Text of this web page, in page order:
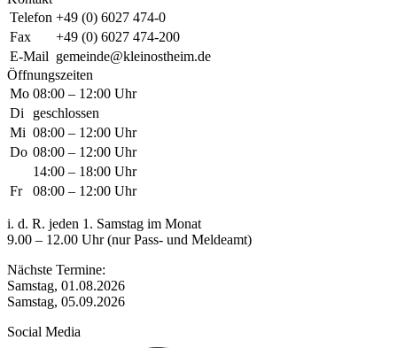
Telefon +49 (0) 6027 474-0
Fax
+49 (0) 6027 474-200
E-Mail gemeinde@kleinostheim.de
Öffnungszeiten
Mo 08:00 – 12:00 Uhr
Di
geschlossen
Mi 08:00 – 12:00 Uhr
Do 08:00 – 12:00 Uhr
14:00 – 18:00 Uhr
Fr
08:00 – 12:00 Uhr
i. d. R. jeden 1. Samstag im Monat
9.00 – 12.00 Uhr (nur Pass- und Meldeamt)
Nächste Termine:
Samstag, 01.08.2026
Samstag, 05.09.2026
Social Media